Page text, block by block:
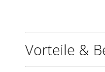
Vorteile &